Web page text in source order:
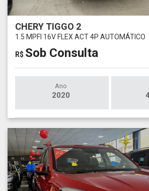
CHERY TIGGO 2
1.5 MPFI 16V FLEX ACT 4P AUTOMÁTICO
R$ Sob Consulta
Ano
2020